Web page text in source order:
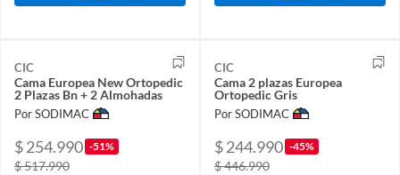
CIC
Cama Europea New Ortopedic
2 Plazas Bn + 2 Almohadas
Por SODIMAC
$ 254.990 -51%
$ 517.990
CIC
Cama 2 plazas Europea
Ortopedic Gris
Por SODIMAC
$ 244.990 -45%
$ 446.990